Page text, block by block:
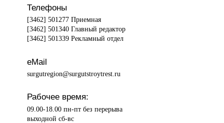
Телефоны
[3462] 501277 Приемная
[3462] 501340 Главный редактор
[3462] 501339 Рекламный отдел
eMail
surgutregion@surgutstroytrest.ru
Рабочее время:
09.00-18.00 пн-пт без перерыва
выходной сб-вс